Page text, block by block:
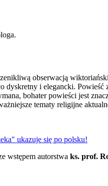
obserwacją
i elegancki.
bohater powieści jest
tematy religijne
ukazuje się po polsku!
wstępem autorstwa ks. prof.